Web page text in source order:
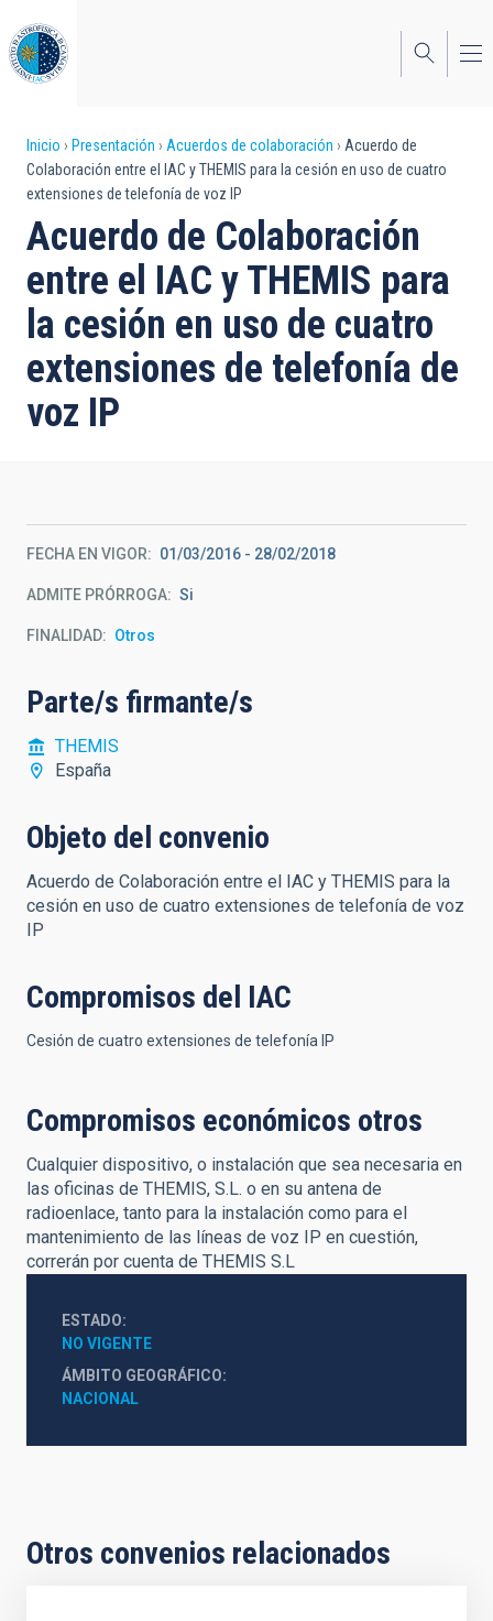
al
contenido
principal
Sobrescribir
enlaces
de
ayuda
a
la
navegación
Inicio Presentación Acuerdos de colaboración
Acuerdo de
Colaboración entre el IAC y THEMIS para la cesión en uso de cuatro
extensiones de telefonía de voz IP
Acuerdo de Colaboración
entre el IAC y THEMIS para
la cesión en uso de cuatro
extensiones de telefonía de
voz IP
FECHA EN VIGOR 01/03/2016 - 28/02/2018
ADMITE PRÓRROGA Si
FINALIDAD Otros
Parte/s firmante/s
THEMIS
España
Objeto del convenio
Acuerdo de Colaboración entre el IAC y THEMIS para la
cesión en uso de cuatro extensiones de telefonía de voz
IP
Compromisos del IAC
Cesión de cuatro extensiones de telefonía IP
Compromisos económicos otros
Cualquier dispositivo, o instalación que sea necesaria en
las oficinas de THEMIS, S.L. o en su antena de
radioenlace, tanto para la instalación como para el
mantenimiento de las líneas de voz IP en cuestión,
correrán por cuenta de THEMIS S.L
ESTADO
NO VIGENTE
ÁMBITO GEOGRÁFICO
NACIONAL
Otros convenios relacionados